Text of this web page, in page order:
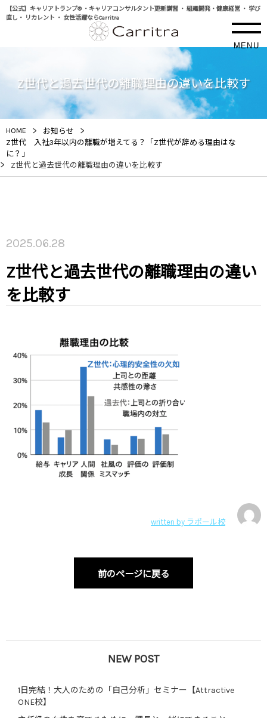
【公式】キャリアトランプ® ・キャリアコンサルタント更新講習 ・ 組織開発・健康経営 ・ 学び
直し・ リカレント ・ 女性活躍ならCarritra
MENU
Z世代と過去世代の離職理由の違いを比較す
HOME > お知らせ >
Z世代 入社3年以内の離職が増えてる？「Z世代が辞める理由はな
に？」
> Z世代と過去世代の離職理由の違いを比較す
2025.06.28
Z世代と過去世代の離職理由の違い
を比較す
written by ラポール校
前のページに戻る
NEW POST
1日完結！大人のための「自己分析」セミナー【Attractive
ONE校】